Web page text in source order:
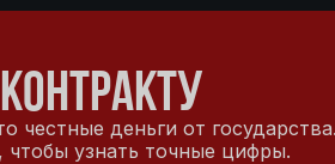
деньги от
чтобы узнать точные цифры.